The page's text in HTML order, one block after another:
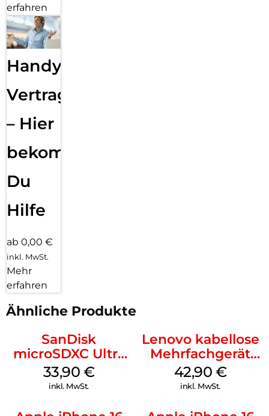
erfahren
Handy
Vertragsabwicklung
– Hier
bekommst
Du
Hilfe
ab 0,00 €
inkl. MwSt.
Mehr
erfahren
Ähnliche Produkte
SanDisk
microSDXC Ultra
128 GB + Adapter
Mobile
33,90 €
inkl. MwSt.
Lenovo kabellose
Mehrfachgerät
Luna Grey
42,90 €
inkl. MwSt.